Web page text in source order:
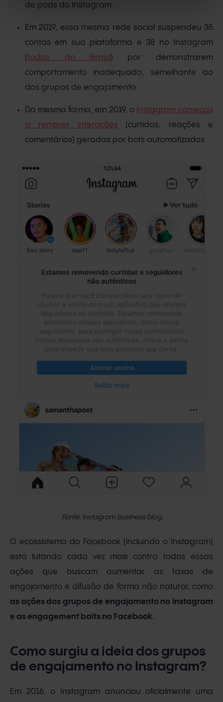
de pods do Instagram.
Em 2019, essa mesma rede social suspendeu 35
contas em sua plataforma e 38 no Instagram
(todas do Brasil ) por demonstrarem
comportamento inadequado, semelhante ao
dos grupos de engajamento.
Da mesma forma, em 2019, o Instagram começou
a remover interações (curtidas, reações e
comentários) geradas por bots automatizados.
Fonte: Instagram business blog
O ecossistema do Facebook (incluindo o Instagram)
está lutando cada vez mais contra todas essas
ações que buscam aumentar as taxas de
engajamento e difusão de forma não natural, como
as ações dos grupos de engajamento no Instagram
e as engagement baits no Facebook.
Como surgiu a ideia dos grupos
de engajamento no Instagram?
Em 2016, o Instagram anunciou oficialmente uma